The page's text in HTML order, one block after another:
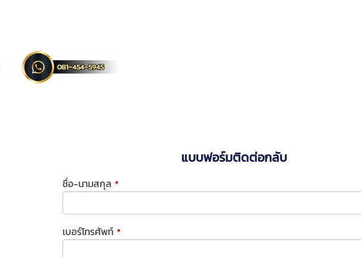
แบบฟอร์มติดต่อกลับ
ชื่อ-นามสกุล *
เบอร์โทรศัพท์ *